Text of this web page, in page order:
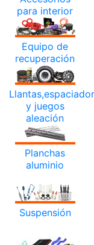
para interior
Equipo de
recuperación
y juegos
aleación
Planchas
aluminio
Suspensión